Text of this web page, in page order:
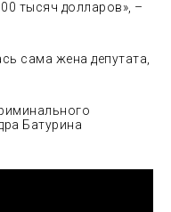
тысяч долларов», –
сама жена депутата,
Батурина